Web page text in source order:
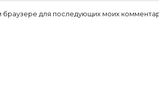
браузере для последующих моих